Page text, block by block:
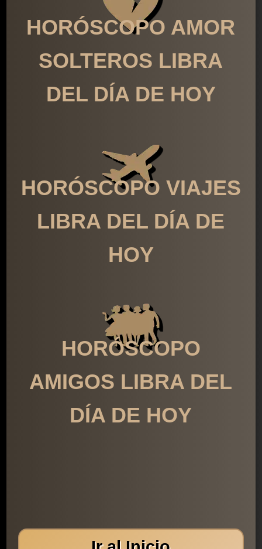
HORÓSCOPO AMOR
SOLTEROS LIBRA
DEL DÍA DE HOY
HORÓSCOPO VIAJES
LIBRA DEL DÍA DE
HOY
HORÓSCOPO
AMIGOS LIBRA DEL
DÍA DE HOY